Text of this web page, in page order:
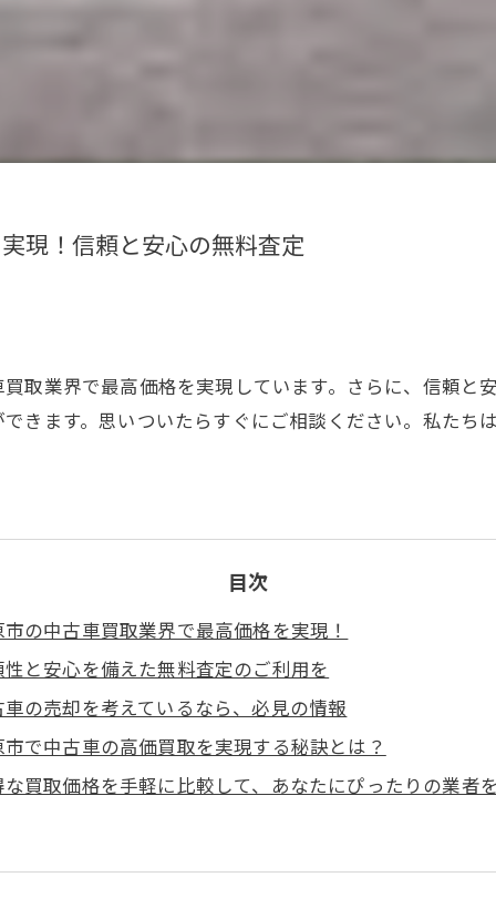
現！信頼と安心の無料査定
取業界で最高価格を実現しています。さらに、信頼と
きます。思いついたらすぐにご相談ください。私たち
目次
の中古車買取業界で最高価格を実現！
と安心を備えた無料査定のご利用を
の売却を考えているなら、必見の情報
で中古車の高価買取を実現する秘訣とは？
な買取価格を手軽に比較して、あなたにぴったりの業者